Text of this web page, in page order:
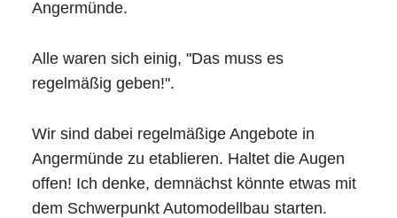
Angermünde.
Alle waren sich einig, "Das muss es
regelmäßig geben!".
Wir sind dabei regelmäßige Angebote in
Angermünde zu etablieren. Haltet die Augen
offen! Ich denke, demnächst könnte etwas mit
dem Schwerpunkt Automodellbau starten.